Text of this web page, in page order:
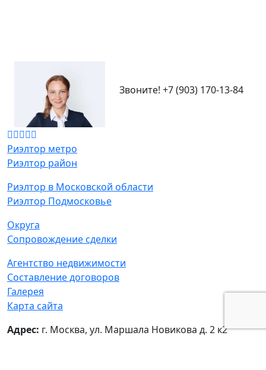
Звоните! +7 (903) 170-13-84
Риэлтор метро
Риэлтор район
Риэлтор в Московской области
Риэлтор Подмосковье
Округа
Сопровождение сделки
Агентство недвижимости
Составление договоров
Галерея
Карта сайта
Адрес: г. Москва, ул. Маршала Новикова д. 2 к2